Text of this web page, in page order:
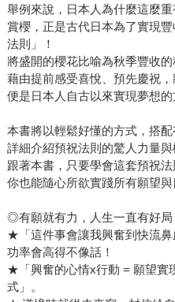
舉例來說，日本人為什麼這麼重
賞櫻，正是古代日本為了實現
法則」！
將盛開的櫻花比喻為秋季豐收的
藉由提前感受喜悅、預先慶祝
便是日本人自古以來實現夢想的
本書將以輕鬆好懂的方式，搭配
詳細介紹預祝法則的驚人力量與
跟著本書，只要學會這套預祝法
你也能隨心所欲實踐所有願望
◎有願就有力，人生一直有好
★「這件事會讓我興奮到快流
功率會高得不像話！
★「興奮的心情x行動 = 願望實
式」。